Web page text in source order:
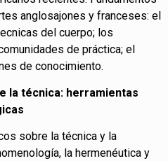
anglosajones y franceses: el
del cuerpo; los
de práctica; el
de conocimiento.
la técnica: herramientas
sobre la técnica y la
la hermenéutica y